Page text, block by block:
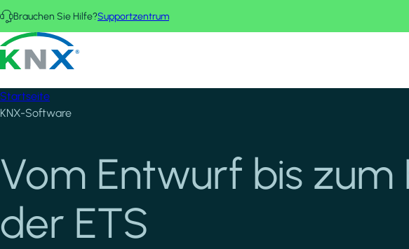
Direkt zum Inhalt
Brauchen Sie Hilfe?Supportzentrum
KNX - Homepage
Startseite
KNX-Software
Vom Entwurf bis
der ETS